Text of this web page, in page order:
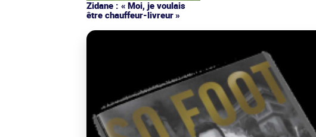
Zidane : « Moi, je voulais
être chauffeur-livreur »